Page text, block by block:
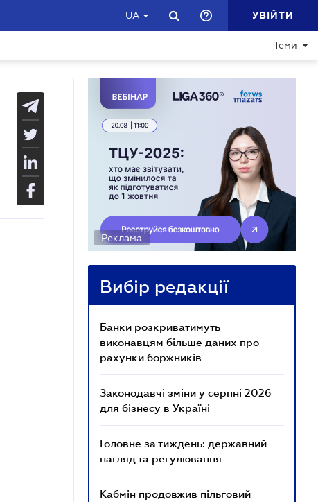
UA УВІЙТИ
Теми
Реклама
Вибір редакції
Банки розкриватимуть
виконавцям більше даних про
рахунки боржників
Законодавчі зміни у серпні 2026
для бізнесу в Україні
Головне за тиждень: державний
нагляд та регулювання
Кабмін продовжив пільговий